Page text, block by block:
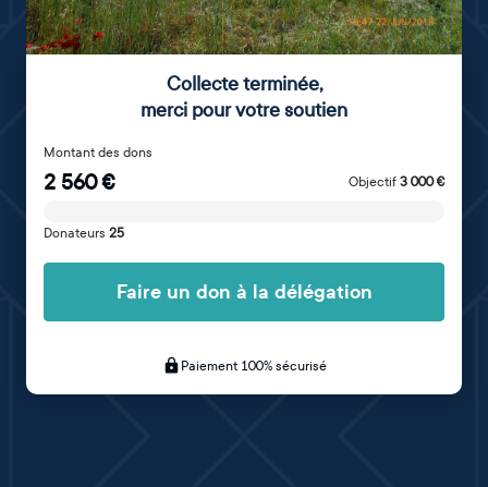
Collecte terminée,
merci pour votre soutien
Montant des dons
2 560€ Objectif 3 000€
Donateurs 25
Faire un don à la délégation
Paiement 100% sécurisé